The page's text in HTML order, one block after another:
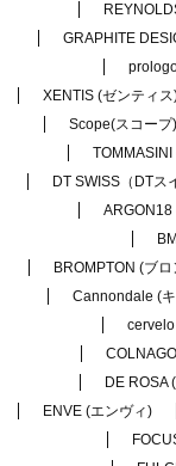
GRAPHITE
XENTIS (ゼンティス
Scope(スコープ)
DT SWISS（DTス
ARGON18
BROMPTON (ブ
Cannondale (
cervelo
DE ROSA
ENVE (エンヴィ)